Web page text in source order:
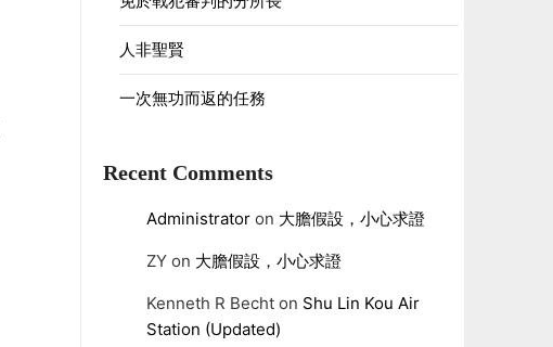
人非聖賢
一次無功而返的任務
Recent Comments
Administratoron 大膽假設，小心求證
ZYon 大膽假設，小心求證
Kenneth R Bechton Shu Lin Kou Air
Station (Updated)